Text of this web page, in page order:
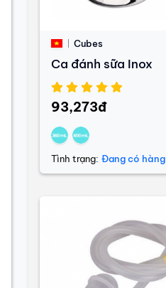
Cubes
Ca đánh sữa Inox
93,273đ
Tình trạng: Đang có hàng